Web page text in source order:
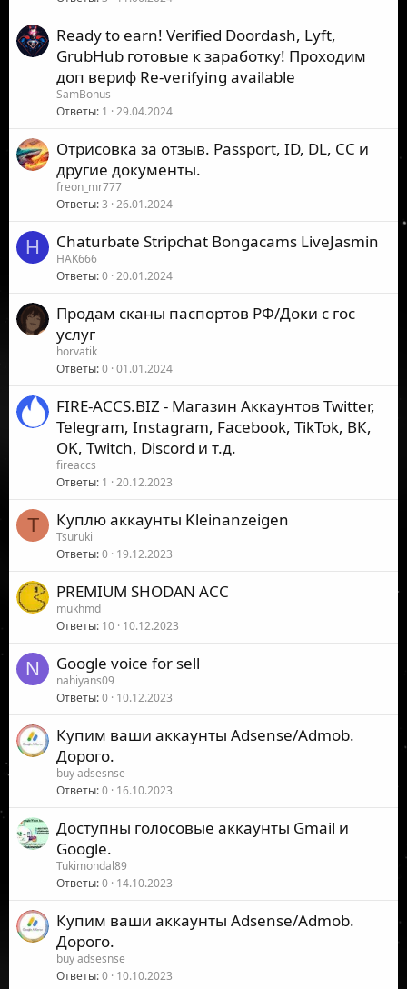
Ready to earn! Verified Doordash, Lyft,
GrubHub готовые к заработку! Проходим
доп вериф Re-verifying available
SamBonus
Ответы 1 29.04.2024
Отрисовка за отзыв. Passport, ID, DL, СC и
другие документы.
freon_mr777
Ответы 3 26.01.2024
H Chaturbate Stripchat Bongacams LiveJasmin
HAK666
Ответы 0 20.01.2024
Продам сканы паспортов РФ/Доки с гос
услуг
horvatik
Ответы 0 01.01.2024
FIRE-ACCS.BIZ - Магазин Аккаунтов Twitter,
Telegram, Instagram, Facebook, TikTok, ВК,
OK, Twitch, Discord и т.д.
fireaccs
Ответы 1 20.12.2023
T Куплю аккаунты Kleinanzeigen
Tsuruki
Ответы 0 19.12.2023
PREMIUM SHODAN ACC
mukhmd
Ответы 10 10.12.2023
N Google voice for sell
nahiyans09
Ответы 0 10.12.2023
Купим ваши аккаунты Adsense/Admob.
Дорого.
buy adsesnse
Ответы 0 16.10.2023
Доступны голосовые аккаунты Gmail и
Google.
Tukimondal89
Ответы 0 14.10.2023
Купим ваши аккаунты Adsense/Admob.
Дорого.
buy adsesnse
Ответы 0 10.10.2023